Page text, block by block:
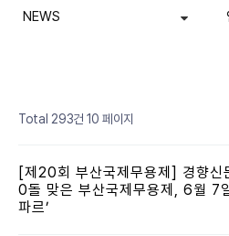
NEWS
Total 293건 10 페이지
[제20회 부산국제무용제] 경향
0돌 맞은 부산국제무용제, 6월 7
파르’